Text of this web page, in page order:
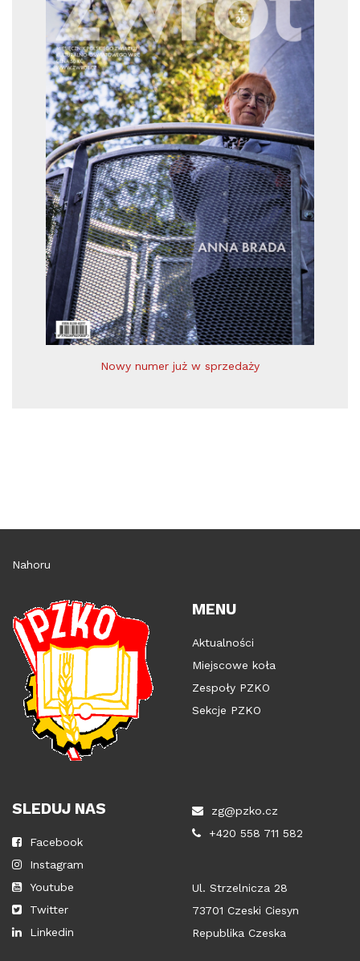
Nowy numer już w sprzedaży
Nahoru
MENU
Aktualności
Miejscowe koła
Zespoły PZKO
Sekcje PZKO
SLEDUJ NAS
Facebook
Instagram
Youtube
Twitter
Linkedin
zg@pzko.cz
+420 558 711 582
Ul. Strzelnicza 28
73701 Czeski Ciesyn
Republika Czeska